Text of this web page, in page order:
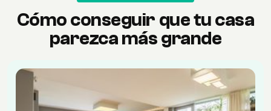
Cómo conseguir que tu casa
parezca más grande